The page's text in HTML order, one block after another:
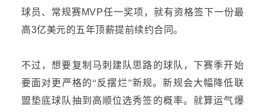
球员、常规赛MVP任一奖项，就有资格签下一份最
高3亿美元的五年顶薪提前续约合同。
不过，想要复制马刺建队思路的球队，下赛季开始
要面对更严格的“反摆烂”新规。新规会大幅降低联
盟垫底球队抽到高顺位选秀签的概率。就算运气爆